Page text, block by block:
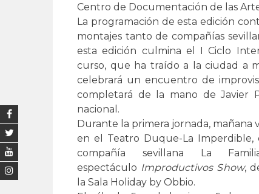
Centro de Documentación de las
La programación de esta edición
montajes tanto de compañías
esta edición culmina el I Ciclo
curso, que ha traído a la ciudad a
celebrará un encuentro de
completará de la mano de Javier
nacional.
Durante la primera jornada, mañana
en el Teatro Duque-La Imperdible,
compañía sevillana La
espectáculo Improductivos Show,
la Sala Holiday by Obbio.